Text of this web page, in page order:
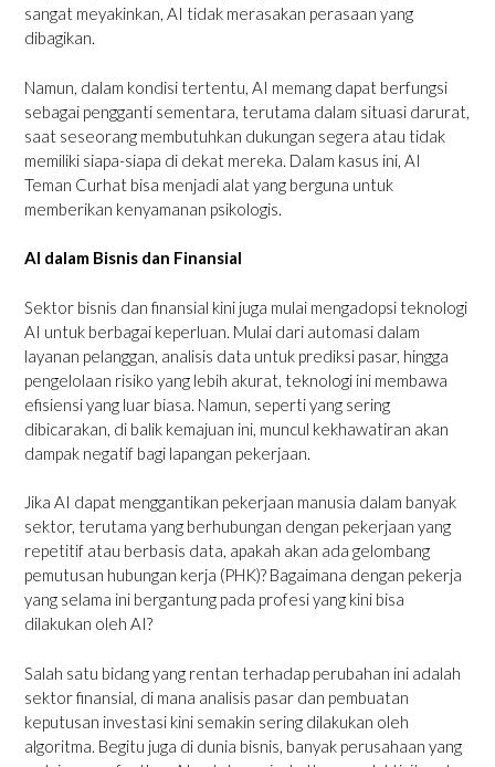
sangat meyakinkan, AI tidak merasakan perasaan yang
dibagikan.
Namun, dalam kondisi tertentu, AI memang dapat berfungsi
sebagai pengganti sementara, terutama dalam situasi darurat,
saat seseorang membutuhkan dukungan segera atau tidak
memiliki siapa-siapa di dekat mereka. Dalam kasus ini, AI
Teman Curhat bisa menjadi alat yang berguna untuk
memberikan kenyamanan psikologis.
AI dalam Bisnis dan Finansial
Sektor bisnis dan finansial kini juga mulai mengadopsi teknologi
AI untuk berbagai keperluan. Mulai dari automasi dalam
layanan pelanggan, analisis data untuk prediksi pasar, hingga
pengelolaan risiko yang lebih akurat, teknologi ini membawa
efisiensi yang luar biasa. Namun, seperti yang sering
dibicarakan, di balik kemajuan ini, muncul kekhawatiran akan
dampak negatif bagi lapangan pekerjaan.
Jika AI dapat menggantikan pekerjaan manusia dalam banyak
sektor, terutama yang berhubungan dengan pekerjaan yang
repetitif atau berbasis data, apakah akan ada gelombang
pemutusan hubungan kerja (PHK)? Bagaimana dengan pekerja
yang selama ini bergantung pada profesi yang kini bisa
dilakukan oleh AI?
Salah satu bidang yang rentan terhadap perubahan ini adalah
sektor finansial, di mana analisis pasar dan pembuatan
keputusan investasi kini semakin sering dilakukan oleh
algoritma. Begitu juga di dunia bisnis, banyak perusahaan yang